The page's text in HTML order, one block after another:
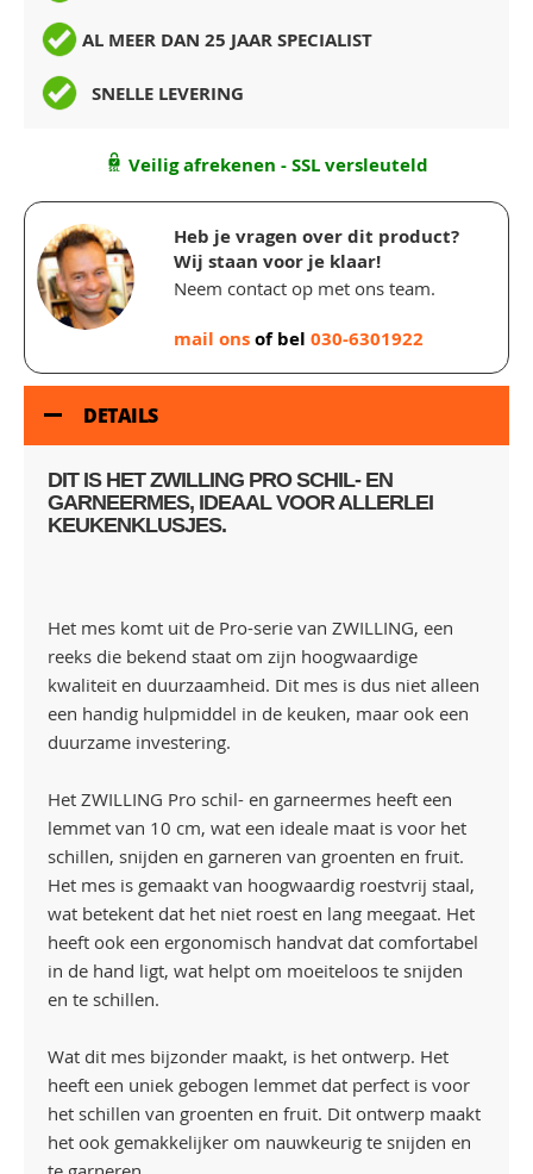
AL MEER DAN 25 JAAR SPECIALIST
SNELLE LEVERING
Veilig afrekenen - SSL versleuteld
Heb je vragen over dit product?
Wij staan voor je klaar!
Neem contact op met ons team.
mail onsof bel 030-6301922
DETAILS
DIT IS HET ZWILLING PRO SCHIL- EN
GARNEERMES, IDEAAL VOOR ALLERLEI
KEUKENKLUSJES.
Het mes komt uit de Pro-serie van ZWILLING, een
reeks die bekend staat om zijn hoogwaardige
kwaliteit en duurzaamheid. Dit mes is dus niet alleen
een handig hulpmiddel in de keuken, maar ook een
duurzame investering.
Het ZWILLING Pro schil- en garneermes heeft een
lemmet van 10 cm, wat een ideale maat is voor het
schillen, snijden en garneren van groenten en fruit.
Het mes is gemaakt van hoogwaardig roestvrij staal,
wat betekent dat het niet roest en lang meegaat. Het
heeft ook een ergonomisch handvat dat comfortabel
in de hand ligt, wat helpt om moeiteloos te snijden
en te schillen.
Wat dit mes bijzonder maakt, is het ontwerp. Het
heeft een uniek gebogen lemmet dat perfect is voor
het schillen van groenten en fruit. Dit ontwerp maakt
het ook gemakkelijker om nauwkeurig te snijden en